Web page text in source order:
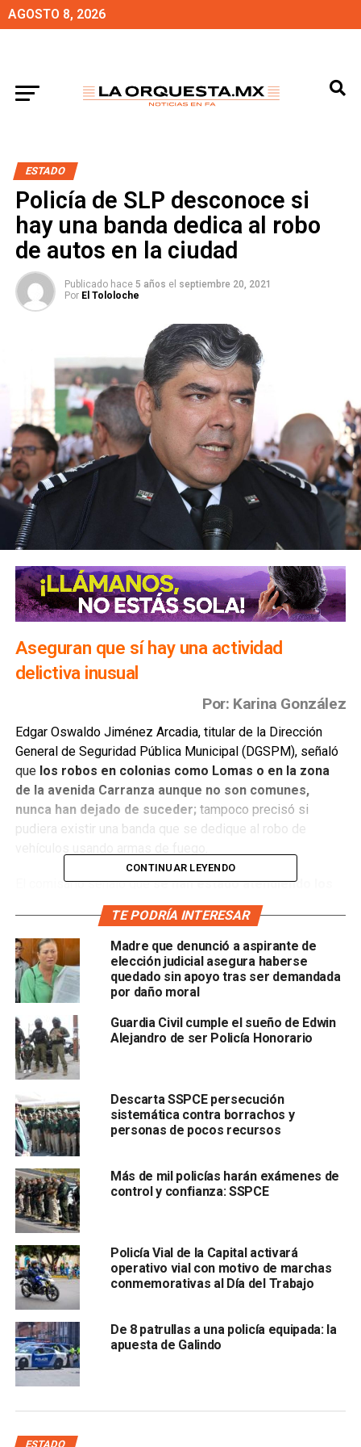
AGOSTO 8, 2026
ESTADO
Policía de SLP desconoce si
hay una banda dedica al robo
de autos en la ciudad
Publicado hace 5 años el septiembre 20, 2021
Por El Tololoche
Aseguran que sí hay una actividad
delictiva inusual
Por: Karina González
Edgar Oswaldo Jiménez Arcadia, titular de la Dirección
General de Seguridad Pública Municipal (DGSPM), señaló
que los robos en colonias como Lomas o en la zona
de la avenida Carranza aunque no son comunes,
nunca han dejado de suceder; tampoco precisó si
pudiera existir una banda que se dedique al robo de
El comisario señaló quese han estado atendiendo los
reportes con operativos que se coordinan con la
Guardia Nacional y la Secretaría Nacional de la
Defensa (Sedena), en los que aseguró que ya se tiene
mayor cobertura; sin embargo, insistió en que se tienen
“muchos reportes”, por lo que no especificó si este
modus operandi en donde se encañona a conductores de
vehículos para robarles el automóvil o camioneta, es parte
de las investigaciones que se atienden actualmente.
El funcionario municipal reconoció que
domicilios particulares en algunas colonias de la
ciudad permanecen y mencionó que actualmente se
han atendido un promedio de 700 eventos a través de
los botones de pánicoque se instalaron en algunas
zonas de la capital potosina, pero no todas estas
atenciones han concluido en la detención de alguna
persona o un grupo de criminales.
Finalmente, añadió que
líneas de emergencia del 911.
CONTINUAR LEYENDO
TE PODRÍA INTERESAR
Madre que denunció a aspirante de
elección judicial asegura haberse
quedado sin apoyo tras ser demandada
por daño moral
Guardia Civil cumple el sueño de Edwin
Alejandro de ser Policía Honorario
Descarta SSPCE persecución
sistemática contra borrachos y
personas de pocos recursos
Más de mil policías harán exámenes de
control y confianza: SSPCE
Policía Vial de la Capital activará
operativo vial con motivo de marchas
conmemorativas al Día del Trabajo
De 8 patrullas a una policía equipada: la
apuesta de Galindo
ESTADO